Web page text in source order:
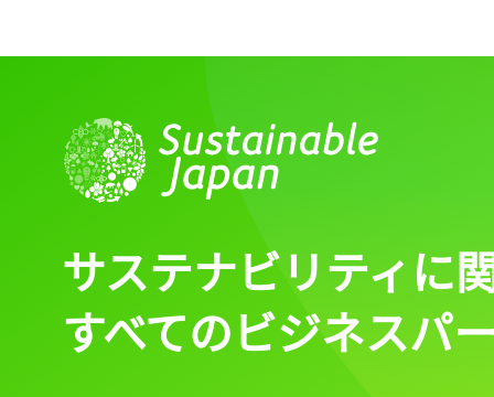
サステナビリティに
すべてのビジネスパ